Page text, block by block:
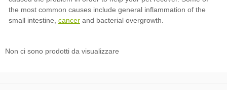
cancer
Non ci sono prodotti da visualizzare